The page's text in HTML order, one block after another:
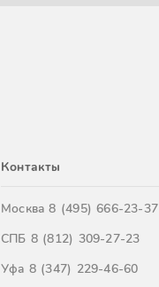
Контакты
Москва8 (495) 666-23-37
СПБ 8 (812) 309-27-23
Уфа 8 (347) 229-46-60